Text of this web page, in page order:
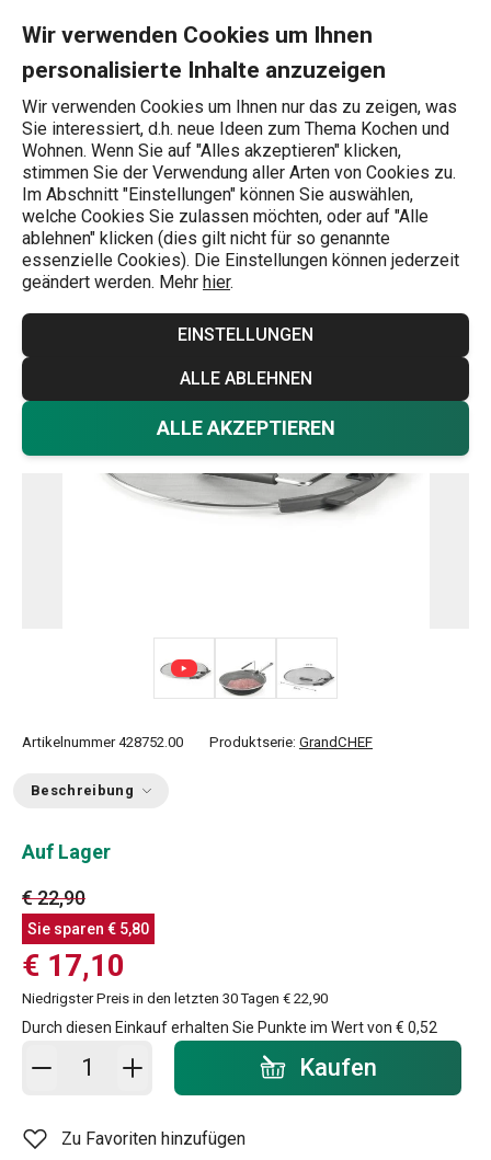
Wir verwenden Cookies um Ihnen
personalisierte Inhalte anzuzeigen
Wir verwenden Cookies um Ihnen nur das zu zeigen, was
Sie interessiert, d.h. neue Ideen zum Thema Kochen und
Wohnen. Wenn Sie auf "Alles akzeptieren" klicken,
stimmen Sie der Verwendung aller Arten von Cookies zu.
Im Abschnitt "Einstellungen" können Sie auswählen,
welche Cookies Sie zulassen möchten, oder auf "Alle
ablehnen" klicken (dies gilt nicht für so genannte
essenzielle Cookies). Die Einstellungen können jederzeit
geändert werden. Mehr hier.
EINSTELLUNGEN
ALLE ABLEHNEN
ALLE AKZEPTIEREN
Wonach suchen Sie?
Spritzschutzsiebe
Spritzschutzsieb mit Klappgriff
GrandCHEF ø 30 cm
Artikelnummer 428752.00 Produktserie: GrandCHEF
Beschreibung
Auf Lager
€ 22,90
Sie sparen € 5,80
€ 17,10
Niedrigster Preis in den letzten 30 Tagen € 22,90
Durch diesen Einkauf erhalten Sie Punkte im Wert von € 0,52
In den Warenkorb - Menge Kaufen
Zu Favoriten hinzufügen